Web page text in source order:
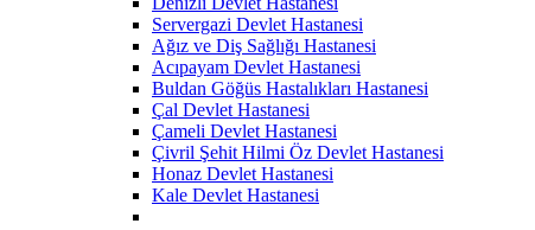
Servergazi Devlet Hastanesi
Ağız ve Diş Sağlığı Hastanesi
Acıpayam Devlet Hastanesi
Buldan Göğüs Hastalıkları Hastanesi
Çal Devlet Hastanesi
Çameli Devlet Hastanesi
Çivril Şehit Hilmi Öz Devlet Hastanesi
Honaz Devlet Hastanesi
Kale Devlet Hastanesi